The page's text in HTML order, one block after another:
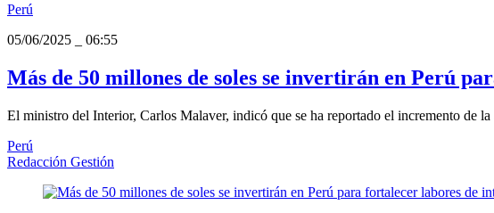
Perú
05/06/2025
06:55
Más de 50 millones de soles se invertirán en Perú
El ministro del Interior, Carlos Malaver, indicó que se ha reportado el incremento de
Perú
Redacción Gestión